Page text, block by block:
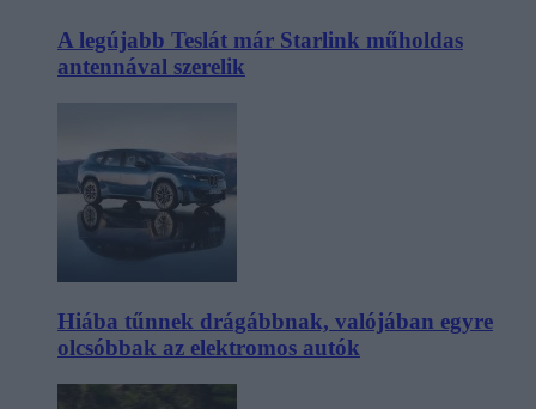
A legújabb Teslát már Starlink műholdas
antennával szerelik
Hiába tűnnek drágábbnak, valójában egyre
olcsóbbak az elektromos autók